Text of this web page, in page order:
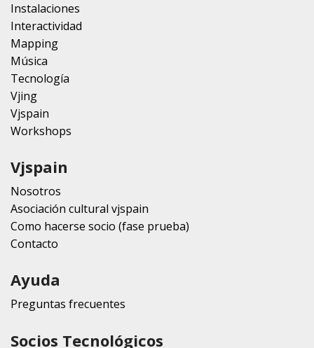
Instalaciones
Interactividad
Mapping
Música
Tecnología
Vjing
Vjspain
Workshops
Vjspain
Nosotros
Asociación cultural vjspain
Como hacerse socio (fase prueba)
Contacto
Ayuda
Preguntas frecuentes
Socios Tecnológicos